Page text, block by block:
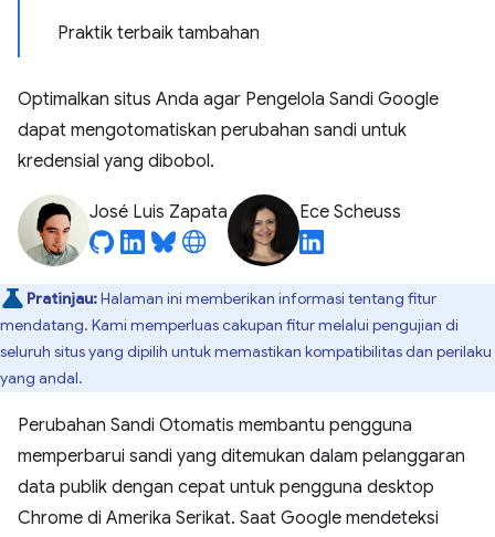
Praktik terbaik tambahan
Optimalkan situs Anda agar Pengelola Sandi Google
dapat mengotomatiskan perubahan sandi untuk
kredensial yang dibobol.
José Luis Zapata Ece Scheuss
Pratinjau:Halaman ini memberikan informasi tentang fitur
mendatang. Kami memperluas cakupan fitur melalui pengujian di
seluruh situs yang dipilih untuk memastikan kompatibilitas dan perilaku
yang andal.
Perubahan Sandi Otomatis membantu pengguna
memperbarui sandi yang ditemukan dalam pelanggaran
data publik dengan cepat untuk pengguna desktop
Chrome di Amerika Serikat. Saat Google mendeteksi